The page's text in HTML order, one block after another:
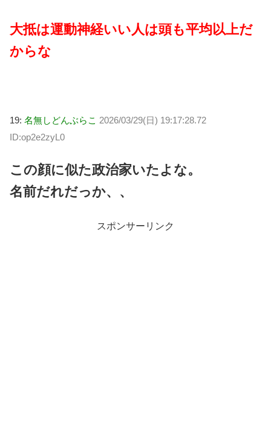
大抵は運動神経いい人は頭も平均以上だ
からな
19: 名無しどんぶらこ 2026/03/29(日) 19:17:28.72
ID:op2e2zyL0
この顔に似た政治家いたよな。
名前だれだっか、、
スポンサーリンク